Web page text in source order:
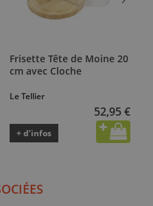
Frisette Tête de Moine 20
cm avec Cloche
Le Tellier
52,95 €
+ d’infos